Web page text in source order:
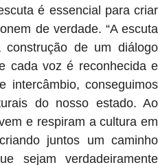
é essencial para criar
de verdade. “A escuta
de um diálogo
cada voz é reconhecida e
intercâmbio, conseguimos
do nosso estado. Ao
e respiram a cultura em
juntos um caminho
sejam verdadeiramente